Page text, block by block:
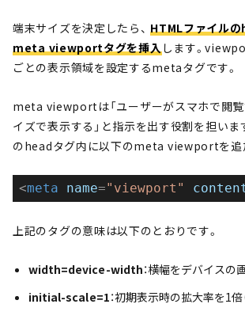
端末サイズを決定したら、HTMLファイル
meta viewportタグを挿入します。
ごとの表示領域を設定するmetaタグです。
meta viewportは「ユーザーがスマホで閲
イズで表示する」と指示を出す役割を担い
のheadタグ内に以下のmeta viewportを追
<meta name="viewport"
上記のタグの意味は以下のとおりです。
width=device-width：横幅をデバイスの
initial-scale=1：初期表示時の拡大率を1倍